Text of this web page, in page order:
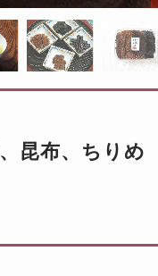
昆布、ちりめ